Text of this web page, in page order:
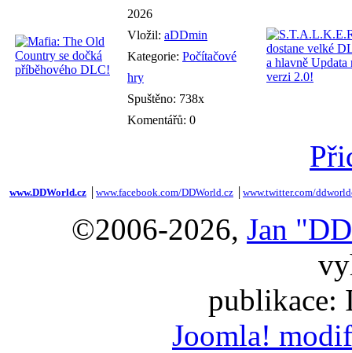
2026
Vložil: aDDmin
Kategorie: Počítačové
hry
Spuštěno: 738x
Komentářů: 0
www.DDWorld.cz www.facebook.com/DDWorld.cz www.twitter.com/
©2006-2026, Jan
publikace:
Joomla!